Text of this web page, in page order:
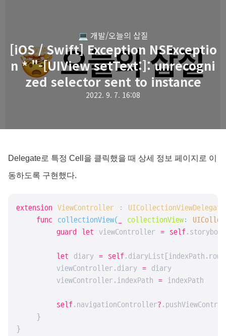
💻 개발/오늘의 삽질
[iOS / Swift] Exception NSExceptio
n * "-[UIView setText:]: unrecogni
zed selector sent to instance
2022. 9. 7. 16:08
Delegate로 특정 Cell을 클릭했을 때 상세 정보 페이지로 이
동하도록 구현했다.
extension ViewController : UICollectionViewDelegate
func
collectionView( collectionView:
guard
let viewController = self
let diary = self.diaryList[indexPath.row]
        viewController.diary
= diary
        viewController.indexPath
= indexPath
self.navigationController?
    }
}